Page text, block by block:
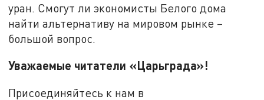
уран. Смогут ли экономисты Белого дома
найти альтернативу на мировом рынке –
большой вопрос.
Уважаемые читатели «Царьграда»!
Присоединяйтесь к нам в